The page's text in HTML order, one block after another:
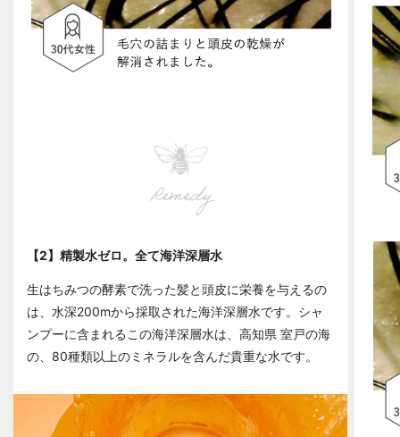
Remedy
【2】精製水ゼロ。全て海洋深層水
生はちみつの酵素で洗った髪と頭皮に栄養を与えるの
は、水深200mから採取された海洋深層水です。シャ
ンプーに含まれるこの海洋深層水は、高知県 室戸の海
の、80種類以上のミネラルを含んだ貴重な水です。